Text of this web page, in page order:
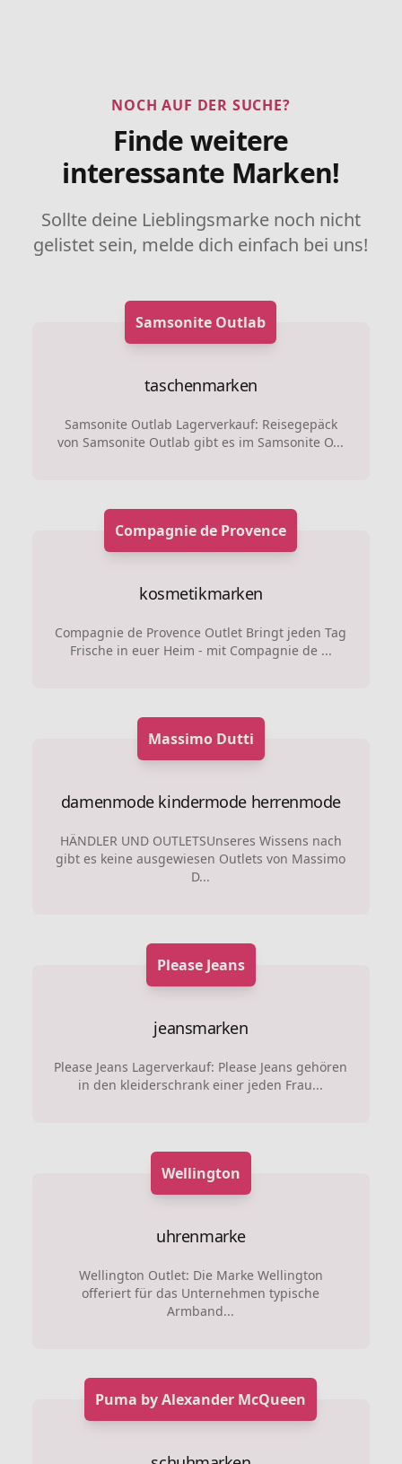
NOCH AUF DER SUCHE?
Finde weitere
interessante Marken!
Sollte deine Lieblingsmarke noch nicht
gelistet sein, melde dich einfach bei uns!
Samsonite Outlab
taschenmarken
Samsonite Outlab Lagerverkauf: Reisegepäck
von Samsonite Outlab gibt es im Samsonite O...
Compagnie de Provence
kosmetikmarken
Compagnie de Provence Outlet Bringt jeden Tag
Frische in euer Heim - mit Compagnie de ...
Massimo Dutti
damenmode kindermode herrenmode
HÄNDLER UND OUTLETSUnseres Wissens nach
gibt es keine ausgewiesen Outlets von Massimo
D...
Please Jeans
jeansmarken
Please Jeans Lagerverkauf: Please Jeans gehören
in den kleiderschrank einer jeden Frau...
Wellington
uhrenmarke
Wellington Outlet: Die Marke Wellington
offeriert für das Unternehmen typische
Armband...
Puma by Alexander McQueen